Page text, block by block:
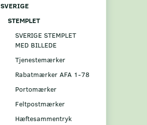
SVERIGE
STEMPLET
SVERIGE STEMPLET
MED BILLEDE
Tjenestemærker
Rabatmærker AFA 1-78
Portomærker
Feltpostmærker
Hæftesammentryk